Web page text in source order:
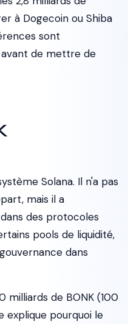
à Dogecoin ou Shiba
sont
de mettre de
Solana. Il n'a pas
mais il a
des protocoles
pools de liquidité,
dans
de BONK (100
explique pourquoi le